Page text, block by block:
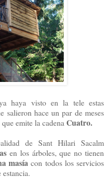
haya visto en la tele estas
salieron hace un par de meses
que emite la cadenaCuatro.
de Sant Hilari Sacalm
en los árboles, que no tienen
masía con todos los servicios
estancia.